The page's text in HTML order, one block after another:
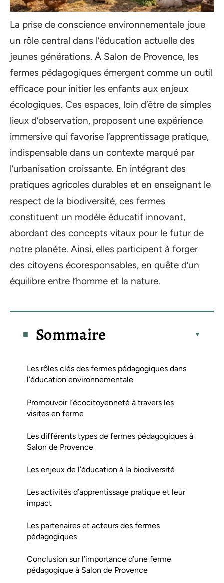
La prise de conscience environnementale joue
un rôle central dans l’éducation actuelle des
jeunes générations. À Salon de Provence, les
fermes pédagogiques émergent comme un outil
efficace pour initier les enfants aux enjeux
écologiques. Ces espaces, loin d’être de simples
lieux d’observation, proposent une expérience
immersive qui favorise l’apprentissage pratique,
indispensable dans un contexte marqué par
l’urbanisation croissante. En intégrant des
pratiques agricoles durables et en enseignant le
respect de la biodiversité, ces fermes
constituent un modèle éducatif innovant,
abordant des concepts vitaux pour le futur de
notre planète. Ainsi, elles participent à forger
des citoyens écoresponsables, en quête d’un
équilibre entre l’homme et la nature.
Sommaire
Les rôles clés des fermes pédagogiques dans
l’éducation environnementale
Promouvoir l’écocitoyenneté à travers les
visites en ferme
Les différents types de fermes pédagogiques à
Salon de Provence
Les enjeux de l’éducation à la biodiversité
Les activités d’apprentissage pratique et leur
impact
Les partenaires et acteurs des fermes
pédagogiques
Conclusion sur l’importance d’une ferme
pédagogique à Salon de Provence